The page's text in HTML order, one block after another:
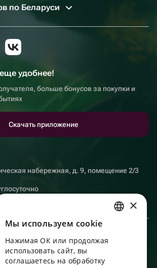
по Беларуси
удобнее!
больше бонусов за покупки и
Скачать приложение
набережная, д. 9, помещение 2/3
ENGLISH
UKRAINIAN
×
Мы используем сookie
Нажимая ОК или продолжая
использовать сайт, вы
соглашаетесь на обработку